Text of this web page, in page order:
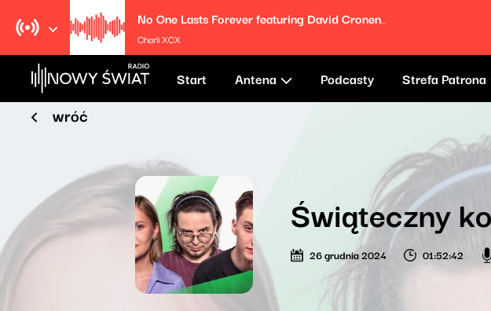
No One Lasts Forever featuring David Cronenberg (feat. David Cronenberg)
Charli XCX
Start Antena Podcasty Strefa Patrona
wróć
Świąteczny
26 grudnia 2024 01:52:42